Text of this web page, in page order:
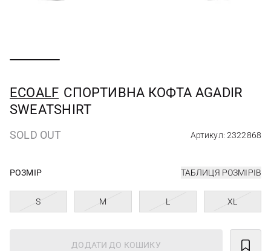
ECOALF СПОРТИВНА КОФТА AGADIR
SWEATSHIRT
SOLD OUT Артикул: 2322868
РОЗМІР ТАБЛИЦЯ РОЗМІРІВ
S M L XL
ДОДАТИ ДО КОШИКУ